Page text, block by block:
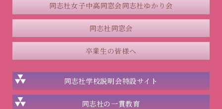
同志社女子中高同窓会同志社ゆかり会
同志社同窓会
卒業生の皆様へ
同志社学校説明会特設サイト
同志社の一貫教育